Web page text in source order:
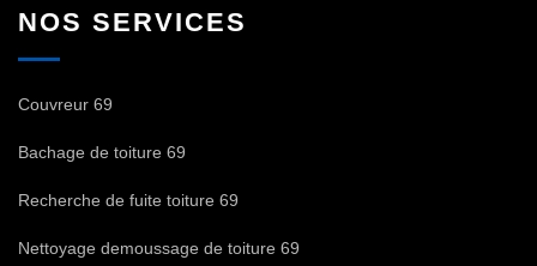
NOS SERVICES
Couvreur 69
Bachage de toiture 69
Recherche de fuite toiture 69
Nettoyage demoussage de toiture 69